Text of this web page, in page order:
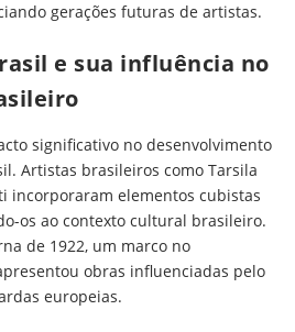
gerações futuras de artistas.
e sua influência no
significativo no desenvolvimento
Artistas brasileiros como Tarsila
incorporaram elementos cubistas
os ao contexto cultural brasileiro.
de 1922, um marco no
obras influenciadas pelo
europeias.